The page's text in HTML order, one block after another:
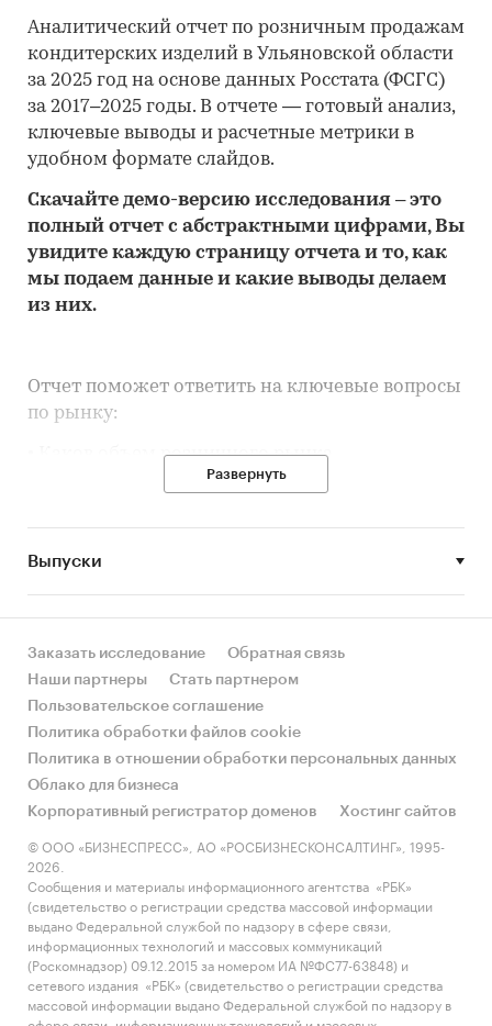
Аналитический отчет по розничным продажам
кондитерских изделий в Ульяновской области
за 2025 год на основе данных Росстата (ФСГС)
за 2017–2025 годы. В отчете — готовый анализ,
ключевые выводы и расчетные метрики в
удобном формате слайдов.
Скачайте демо-версию исследования – это
полный отчет с абстрактными цифрами, Вы
увидите каждую страницу отчета и то,как
мы подаем данные и какие выводы делаем
из них.
Отчет поможет ответить на ключевые вопросы
по рынку:
• Каков объем розничного рынка
кондитерских изделий в Ульяновской области,
регионами России?
• Рынок растет или снижается? Если растет, то
за счет реального спроса или за счет
динамикой других регионов?
• Какое место регион занимает в России и в
своем федеральном округе по объему продаж
и по продажам на душу населения?
• К какому сегменту можно отнести рынок по
размеру и темпом роста (малый/крупный, с
опережающей динамикой/с отстающей
динамикой) в стратегической перспективе и в
текущей ситуации? Меняются ли позиции
региона с течением времени?
• Насколько рынок насыщен и какой у региона
потенциал роста, если сравнить его с
регионами со схожими доходами, со схожей
Развернуть
Выпуски
Заказать исследование
Обратная связь
Наши партнеры
Стать партнером
Пользовательское соглашение
Политика обработки файлов cookie
Политика в отношении обработки персональных данных
Облако для бизнеса
Корпоративный регистратор доменов
Хостинг сайтов
© ООО «БИЗНЕСПРЕСС», АО «РОСБИЗНЕСКОНСАЛТИНГ», 1995-
2026.
Сообщения и материалы информационного агентства «РБК»
(свидетельство о регистрации средства массовой информации
выдано Федеральной службой по надзору в сфере связи,
информационных технологий и массовых коммуникаций
(Роскомнадзор) 09.12.2015 за номером ИА №ФС77-63848) и
сетевого издания «РБК» (свидетельство о регистрации средства
массовой информации выдано Федеральной службой по надзору в